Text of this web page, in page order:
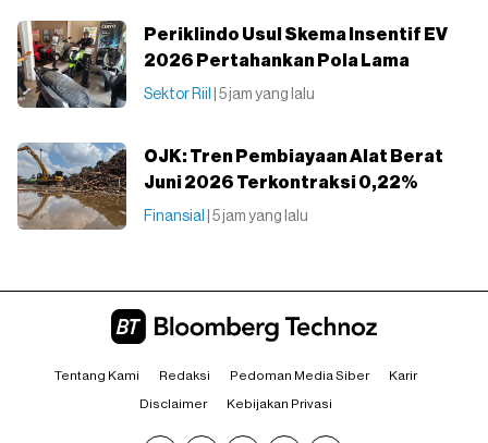
Periklindo Usul Skema Insentif EV
2026 Pertahankan Pola Lama
Sektor Riil | 5 jam yang lalu
OJK: Tren Pembiayaan Alat Berat
Juni 2026 Terkontraksi 0,22%
Finansial | 5 jam yang lalu
Tentang Kami Redaksi Pedoman Media Siber Karir
Disclaimer Kebijakan Privasi